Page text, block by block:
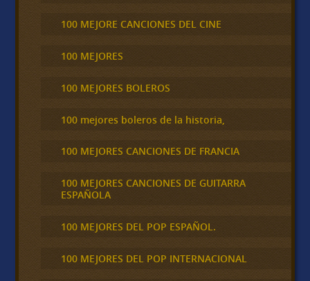
100 MEJORE CANCIONES DEL CINE
100 MEJORES
100 MEJORES BOLEROS
100 mejores boleros de la historia,
100 MEJORES CANCIONES DE FRANCIA
100 MEJORES CANCIONES DE GUITARRA
ESPAÑOLA
100 MEJORES DEL POP ESPAÑOL.
100 MEJORES DEL POP INTERNACIONAL